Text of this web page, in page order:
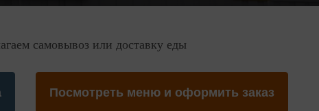
самовывоз или доставку еды
Посмотреть меню и оформить заказ